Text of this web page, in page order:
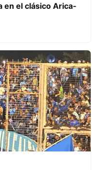
en el clásico Arica-